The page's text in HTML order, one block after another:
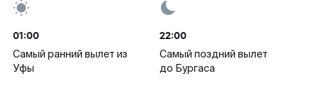
01:00
Самый ранний вылет из
Уфы
22:00
Самый поздний вылет
до Бургаса